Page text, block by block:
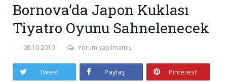
Bornova’da Japon Kuklası
Tiyatro Oyunu Sahnelenecek
08.10.2010 Yorum yapılmamış
Tweet Paylaş Pinterest